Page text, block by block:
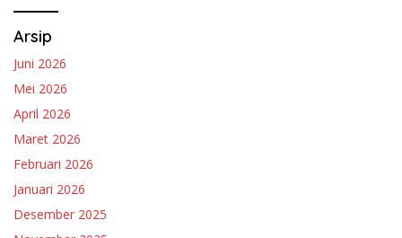
Arsip
Juni 2026
Mei 2026
April 2026
Maret 2026
Februari 2026
Januari 2026
Desember 2025